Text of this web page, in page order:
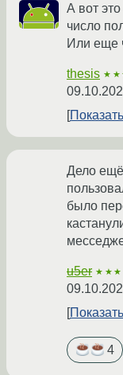
А вот
число
Или еще
thesis
Дело ещё
было
u5er ★★★
4